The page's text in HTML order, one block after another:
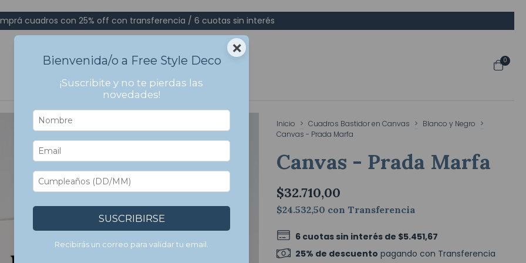
cuadros con 25% off con transferencia / 6 cuotas sin interés
0
Inicio > Cuadros Bastidor en Canvas > Blanco y Negro >
Canvas - Prada Marfa
Canvas - Prada Marfa
$32.710,00
$24.532,50 con Transferencia
6 cuotas sin interés de $5.451,67
25% de descuento pagando con Transferencia
×
Bienvenida/o a Free Style Deco
¡Suscribite y no te pierdas las
novedades!
SUSCRIBIRSE
Recibirás un correo para validar tu email.